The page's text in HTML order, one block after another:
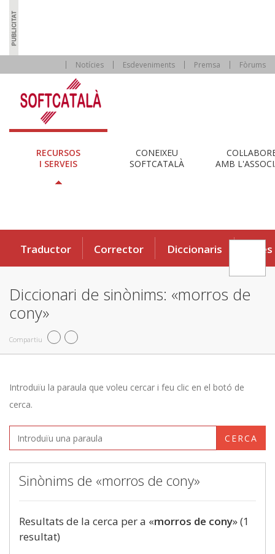
Notícies Esdeveniments Premsa Fòrums
RECURSOS
I SERVEIS
CONEIXEU
SOFTCATALÀ
AMB
Traductor Corrector Diccionaris Eines
Diccionari de sinònims: «morros de
cony»
Compartiu
Introduïu la paraula que voleu cercar i feu clic en el botó de
cerca.
CERCA
Sinònims de «morros de cony»
Resultats de la cerca per a «morros de cony» (1
resultat)